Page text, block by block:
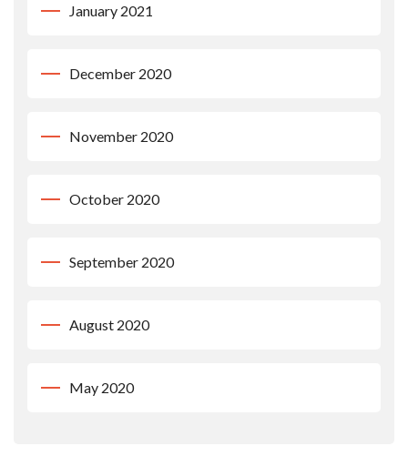
January 2021
December 2020
November 2020
October 2020
September 2020
August 2020
May 2020